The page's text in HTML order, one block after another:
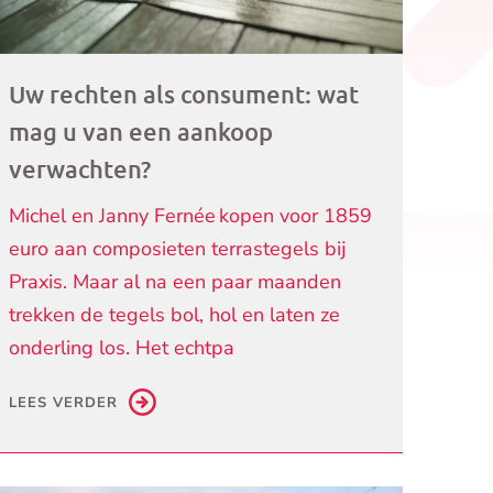
Uw rechten als consument: wat
mag u van een aankoop
verwachten?
Michel en Janny Fernée kopen voor 1859
euro aan composieten terrastegels bij
Praxis. Maar al na een paar maanden
trekken de tegels bol, hol en laten ze
onderling los. Het echtpa
LEES VERDER